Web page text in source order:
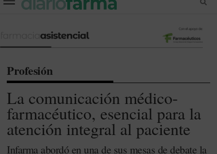
Profesión
La comunicación médico-
farmacéutico, esencial para la
atención integral al paciente
Infarma abordó en una de sus mesas de debate la